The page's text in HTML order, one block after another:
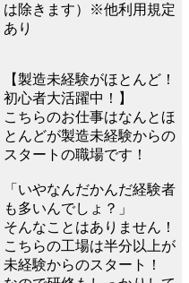
は除きます）※他利用規定
あり
【製造未経験がほとんど！
初心者大活躍中！】
こちらのお仕事はなんとほ
とんどが製造未経験からの
スタートの職場です！
「いやなんだかんだ経験者
も多いんでしょ？」
そんなことはありません！
こちらの工場は半分以上が
未経験からのスタート！